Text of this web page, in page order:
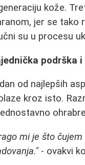
kože.
jer se tako
su u procesu
podrška
od najlepših
kroz isto.
mi je što
- ovakvi